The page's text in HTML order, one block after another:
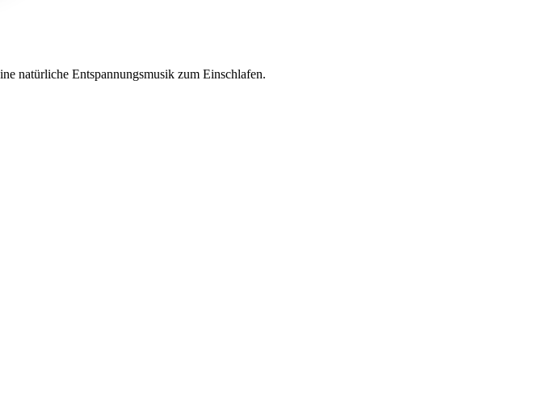
natürliche Entspannungsmusik zum Einschlafen.